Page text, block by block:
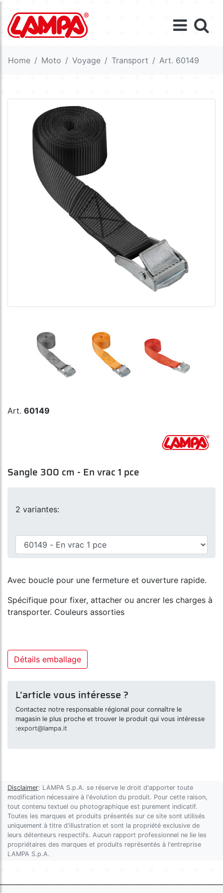
Home Moto Voyage Transport Art. 60149
Art. 60149
Sangle 300 cm - En vrac 1 pce
2 variantes:
Avec boucle pour une fermeture et ouverture rapide.
Spécifique pour fixer, attacher ou ancrer les charges à
transporter. Couleurs assorties
Détails emballage
L’article vous intéresse ?
Contactez notre responsable régional pour connaître le
magasin le plus proche et trouver le produit qui vous intéresse
:export@lampa.it
Disclaimer: LAMPA S.p.A. se réserve le droit d'apporter toute
modification nécessaire à l'évolution du produit. Pour cette raison,
tout contenu textuel ou photographique est purement indicatif.
Toutes les marques et produits présentés sur ce site sont utilisés
uniquement à titre d'illustration et sont la propriété exclusive de
leurs détenteurs respectifs. Aucun rapport professionnel ne lie les
propriétaires des marques et produits représentés à l'entreprise
LAMPA S.p.A.